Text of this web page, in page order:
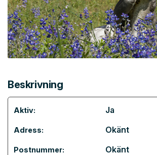
Beskrivning
Aktiv: Ja
Adress: Okänt
Postnummer: Okänt